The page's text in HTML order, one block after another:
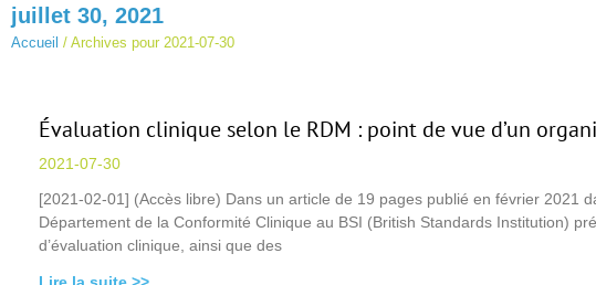
juillet 30, 2021
Accueil / Archives pour 2021-07-30
Évaluation clinique selon le RDM : point de vue d’un
2021-07-30
[2021-02-01] (Accès libre) Dans un article de 19 pages publié en février 2021
Département de la Conformité Clinique au BSI (British Standards Institution)
d’évaluation clinique, ainsi que des